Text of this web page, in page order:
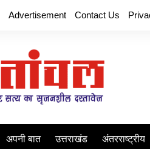
Advertisement Contact Us
अपनी बात उत्तराखंड अंतरराष्ट्रीय